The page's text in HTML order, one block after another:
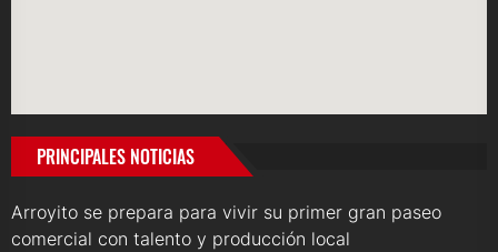
PRINCIPALES NOTICIAS
Arroyito se prepara para vivir su primer gran paseo
comercial con talento y producción local